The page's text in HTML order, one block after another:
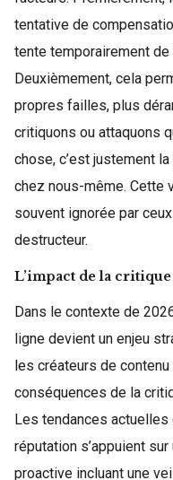
tentative de
tente temporairement
Deuxièmement, cela
propres failles, plus
critiquons ou attaquons
chose, c’est justement
chez nous-même. Cette
souvent ignorée par
destructeur.
L’impact de la
Dans le contexte de
ligne devient un enjeu
les créateurs de
conséquences de la
Les tendances
réputation s’appuient
proactive incluant une